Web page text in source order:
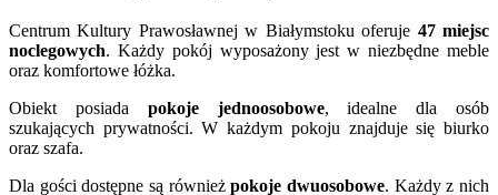
Centrum Kultury Prawosławnej w Białymstoku oferuje 47 miejsc
noclegowych. Każdy pokój wyposażony jest w niezbędne meble
oraz komfortowe łóżka.
Obiekt posiada pokoje jednoosobowe, idealne dla osób
szukających prywatności. W każdym pokoju znajduje się biurko
oraz szafa.
Dla gości dostępne są równieżpokoje dwuosobowe. Każdy z nich